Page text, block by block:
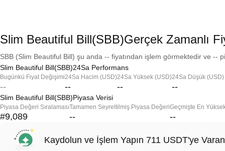
Slim Beautiful Bill(SBB)Gerçek Zamanlı
SBB (Slim Beautiful Bill) şu anda -- fiyatından işlem görmektedir ve --
Slim Beautiful Bill(SBB)24Sa Performans
Bugünkü Fiyat Değişimi
--
24Sa Hacim (USD)
--
24Sa Yüksek (USD)
--
24Sa Düşük (USD)
--
Slim Beautiful Bill(SBB)Piyasa Verisi
Piyasa Değeri Sıralaması
#9,089
Tamamen Seyreltilmiş Piyasa Değeri
--
Geçmişte En
--
Kaydolun ve İşlem Yapın 711 USDT'ye